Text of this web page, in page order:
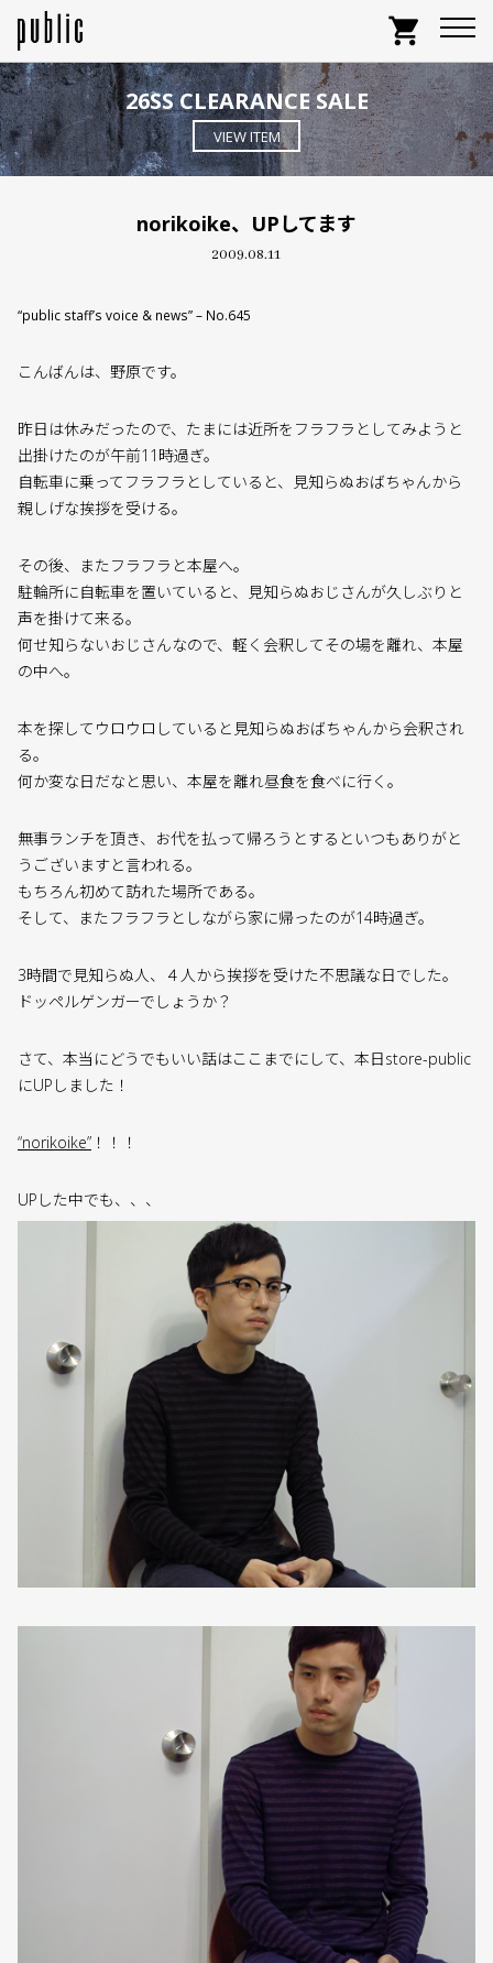
shopping_cart
26SS CLEARANCE SALE
VIEW ITEM
norikoike、UPしてます
2009.08.11
“public staff’s voice & news” – No.645
こんばんは、野原です。
昨日は休みだったので、たまには近所をフラフラとしてみようと
出掛けたのが午前11時過ぎ。
自転車に乗ってフラフラとしていると、見知らぬおばちゃんから
親しげな挨拶を受ける。
その後、またフラフラと本屋へ。
駐輪所に自転車を置いていると、見知らぬおじさんが久しぶりと
声を掛けて来る。
何せ知らないおじさんなので、軽く会釈してその場を離れ、本屋
の中へ。
本を探してウロウロしていると見知らぬおばちゃんから会釈され
る。
何か変な日だなと思い、本屋を離れ昼食を食べに行く。
無事ランチを頂き、お代を払って帰ろうとするといつもありがと
うございますと言われる。
もちろん初めて訪れた場所である。
そして、またフラフラとしながら家に帰ったのが14時過ぎ。
3時間で見知らぬ人、４人から挨拶を受けた不思議な日でした。
ドッペルゲンガーでしょうか？
さて、本当にどうでもいい話はここまでにして、本日store-public
にUPしました！
“norikoike” ！！！
UPした中でも、、、